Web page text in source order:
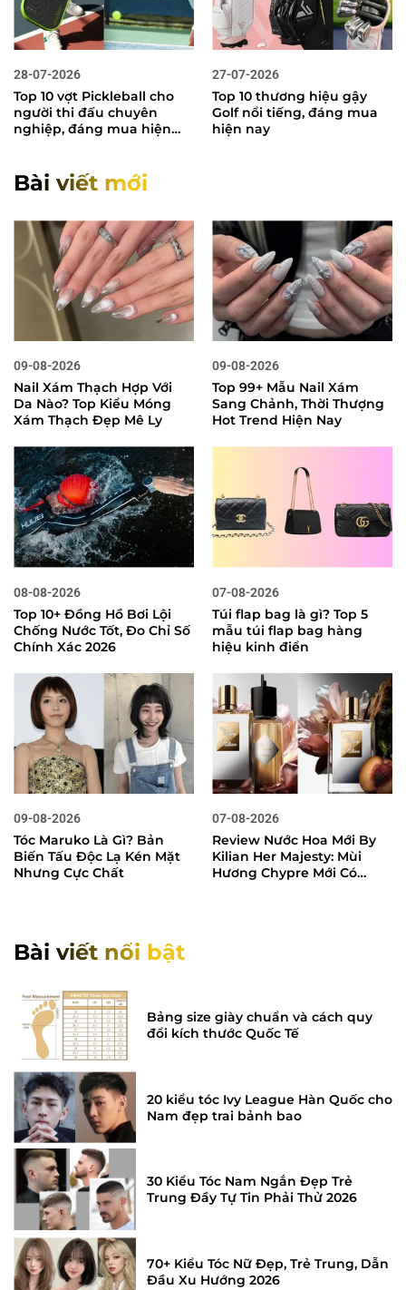
28-07-2026
Top 10 vợt Pickleball cho
người thi đấu chuyên
nghiệp, đáng mua hiện
27-07-2026
Top 10 thương hiệu gậy
Golf nổi tiếng, đáng mua
hiện nay
Bài viết mới
09-08-2026
Nail Xám Thạch Hợp Với
Da Nào? Top Kiểu Móng
Xám Thạch Đẹp Mê Ly
09-08-2026
Top 99+ Mẫu Nail Xám
Sang Chảnh, Thời Thượng
Hot Trend Hiện Nay
08-08-2026
Top 10+ Đồng Hồ Bơi Lội
Chống Nước Tốt, Đo Chỉ Số
Chính Xác 2026
07-08-2026
Túi flap bag là gì? Top 5
mẫu túi flap bag hàng
hiệu kinh điển
09-08-2026
Tóc Maruko Là Gì? Bản
Biến Tấu Độc Lạ Kén Mặt
Nhưng Cực Chất
07-08-2026
Review Nước Hoa Mới By
Kilian Her Majesty: Mùi
Hương Chypre Mới Có
Bài viết nổi bật
Bảng size giày chuẩn và cách quy
đổi kích thước Quốc Tế
20 kiểu tóc Ivy League Hàn Quốc cho
Nam đẹp trai bảnh bao
30 Kiểu Tóc Nam Ngắn Đẹp Trẻ
Trung Đầy Tự Tin Phải Thử 2026
70+ Kiểu Tóc Nữ Đẹp, Trẻ Trung, Dẫn
Đầu Xu Hướng 2026